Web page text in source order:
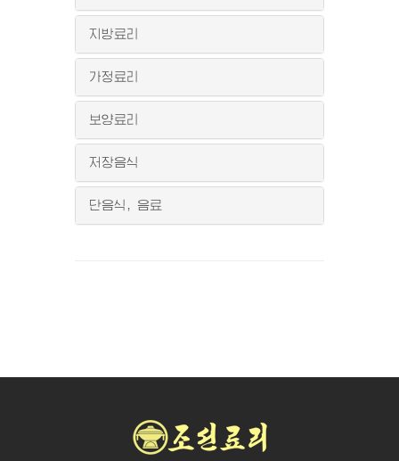
지방료리
가정료리
보양료리
저장음식
단음식, 음료